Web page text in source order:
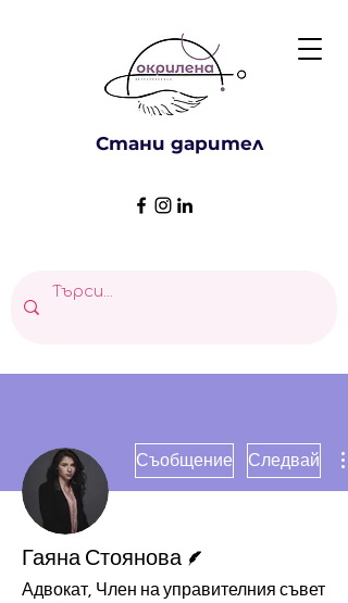
Стани дарител
Съобщение Следвай
Гаяна Стоянова
Адвокат, Член на управителния съвет